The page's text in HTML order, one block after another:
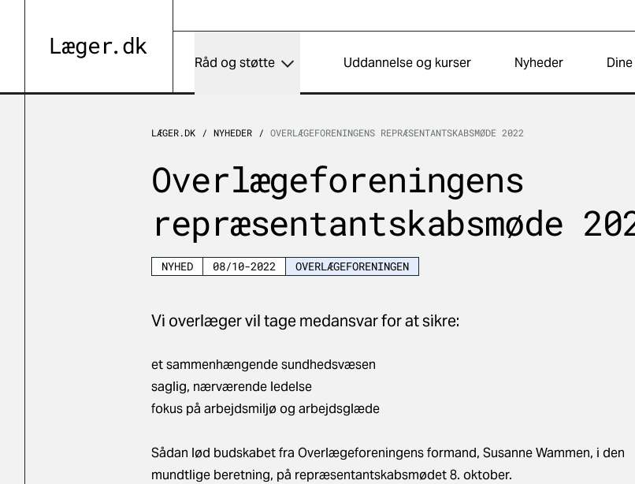
Råd og støtte Uddannelse og kurser Nyheder
LÆGER.DK NYHEDER OVERLÆGEFORENINGENS REPRÆSENTANTSKABSMØDE 2022
Overlægeforeningens
repræsentantskabsmøde
NYHED 08/10-2022 OVERLÆGEFORENINGEN
Vi overlæger vil tage medansvar for at sikre:
et sammenhængende sundhedsvæsen
saglig, nærværende ledelse
fokus på arbejdsmiljø og arbejdsglæde
Sådan lød budskabet fra Overlægeforeningens formand, Susanne Wammen, i den
mundtlige beretning, på repræsentantskabsmødet 8. oktober.